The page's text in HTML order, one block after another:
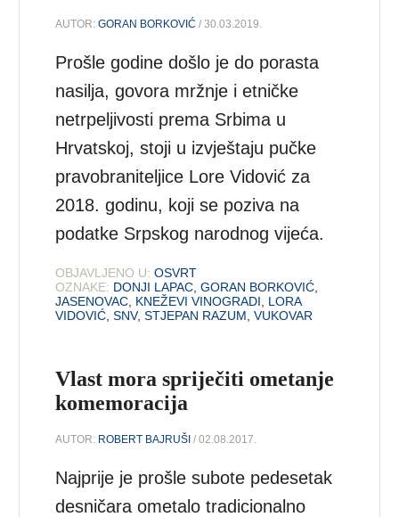
AUTOR:GORAN BORKOVIĆ / 30.03.2019.
Prošle godine došlo je do porasta
nasilja, govora mržnje i etničke
netrpeljivosti prema Srbima u
Hrvatskoj, stoji u izvještaju pučke
pravobraniteljice Lore Vidović za
2018. godinu, koji se poziva na
podatke Srpskog narodnog vijeća.
OBJAVLJENO U: OSVRT
OZNAKE: DONJI LAPAC ,GORAN BORKOVIĆ
JASENOVAC KNEŽEVI VINOGRADI
LORA
VIDOVIĆ ,SNV,STJEPAN RAZUM ,VUKOVAR
Vlast mora spriječiti ometanje
komemoracija
AUTOR: ROBERT BAJRUŠI / 02.08.2017.
Najprije je prošle subote pedesetak
desničara ometalo tradicionalno